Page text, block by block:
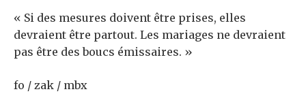
« Si des mesures doivent être prises, elles
devraient être partout. Les mariages ne devraient
pas être des boucs émissaires. »
fo / zak / mbx